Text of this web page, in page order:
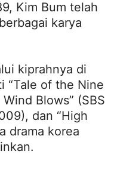
Kim Bum telah
karya
kiprahnya di
“Tale of the Nine
Blows” (SBS
dan “High
drama korea